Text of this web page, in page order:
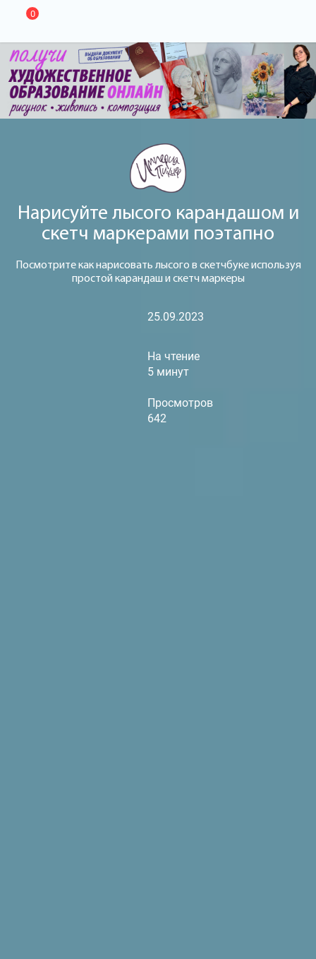
0
Нарисуйте лысого карандашом и
скетч маркерами поэтапно
Посмотрите как нарисовать лысого в скетчбуке используя
простой карандаш и скетч маркеры
25.09.2023
На чтение
5 минут
Просмотров
642